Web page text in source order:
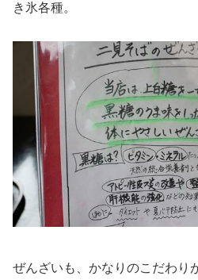
き氷各種。
ぜんざいも、かなりのこだわり